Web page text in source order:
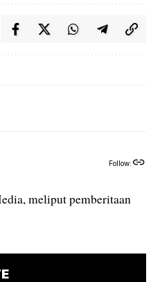
Follow:
meliput pemberitaan